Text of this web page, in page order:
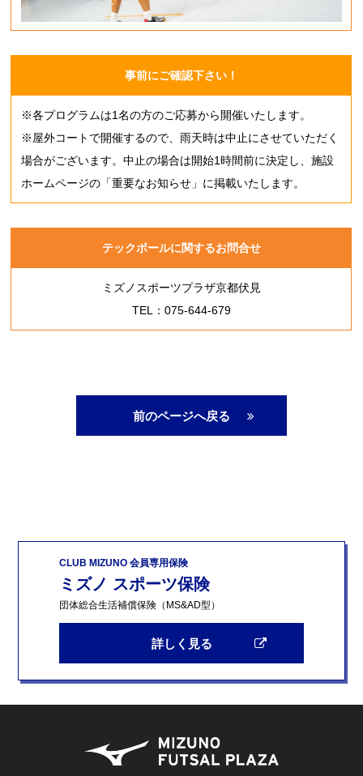
事前にご確認下さい！
※各プログラムは1名の方のご応募から開催いたします。
※屋外コートで開催するので、雨天時は中止にさせていただく
場合がございます。中止の場合は開始1時間前に決定し、施設
ホームページの「重要なお知らせ」に掲載いたします。
テックボールに関するお問合せ
ミズノスポーツプラザ京都伏見
TEL：075-644-679
前のページへ戻る
CLUB MIZUNO 会員専用保険
ミズノ スポーツ保険
団体総合生活補償保険（MS&AD型）
詳しく見る